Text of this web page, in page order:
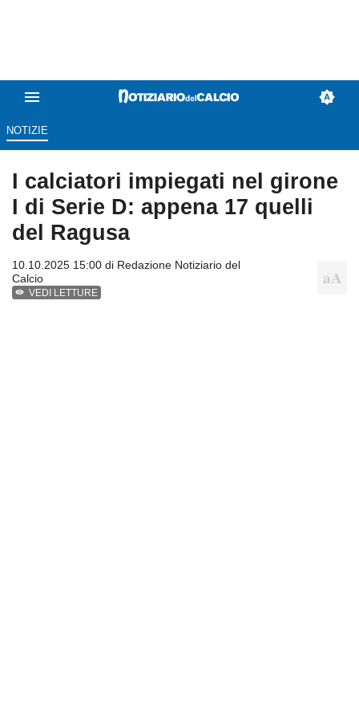
NOTIZIE
I calciatori impiegati nel girone
I di Serie D: appena 17 quelli
del Ragusa
10.10.2025 15:00 di Redazione Notiziario del
Calcio
VEDI LETTURE